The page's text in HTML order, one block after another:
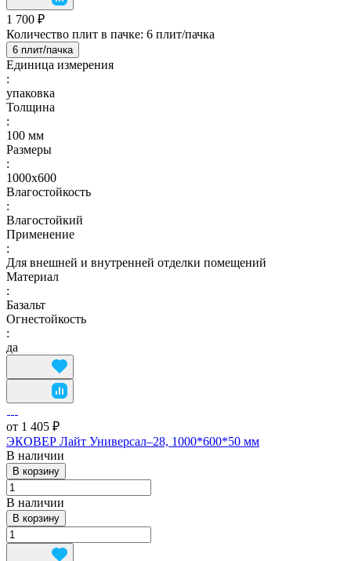
1 700 ₽
Количество плит в пачке: 6 плит/пачка
6 плит/пачка
Единица измерения
:
упаковка
Толщина
:
100 мм
Размеры
:
1000х600
Влагостойкость
:
Влагостойкий
Применение
:
Для внешней и внутренней отделки помещений
Материал
:
Базальт
Огнестойкость
:
да
от 1 405 ₽
ЭКОВЕР Лайт Универсал–28, 1000*600*50 мм
В наличии
В корзину
В наличии
В корзину